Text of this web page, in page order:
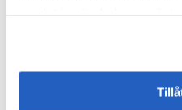
lagringssystem, RF-
containerspårning,